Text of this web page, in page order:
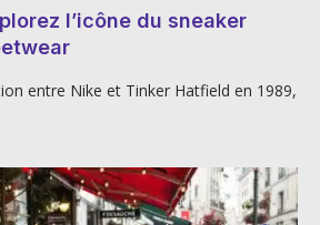
l’icône du sneaker
entre Nike et Tinker Hatfield en 1989,